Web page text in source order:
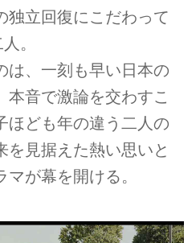
独立回復にこだわって
。
は、一刻も早い日本の
本音で激論を交わすこ
ほども年の違う二人の
を見据えた熱い思いと
が幕を開ける。